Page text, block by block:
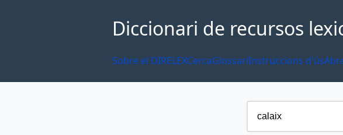
Diccionari de recursos
Sobre el DIRELEXCercaGlossariInstruccions d'ús